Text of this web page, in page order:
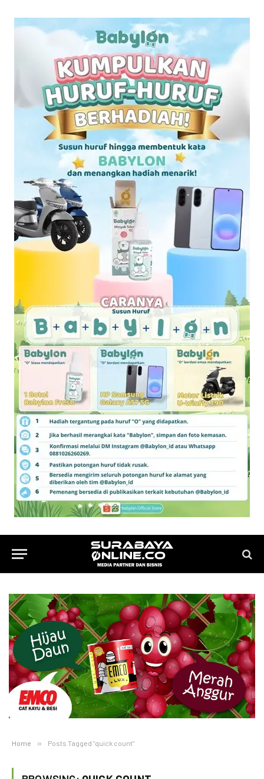
Home » Posts Tagged "quick count"